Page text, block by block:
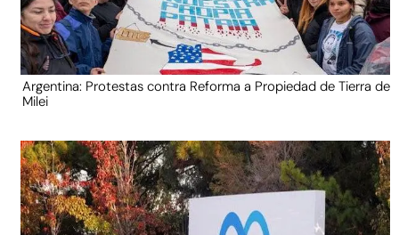
Argentina: Protestas contra Reforma a Propiedad de Tierra de
Milei